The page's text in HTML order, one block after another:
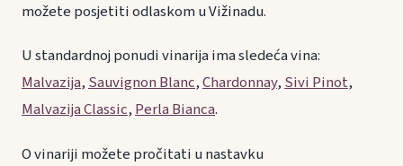
možete posjetiti odlaskom u Vižinadu.
U standardnoj ponudi vinarija ima sledeća vina:
Malvazija,Sauvignon Blanc,Chardonnay,Sivi Pinot,
Malvazija Classic,Perla Bianca.
O vinariji možete pročitati u nastavku